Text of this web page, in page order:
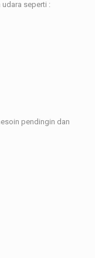
seperti :
pendingin dan